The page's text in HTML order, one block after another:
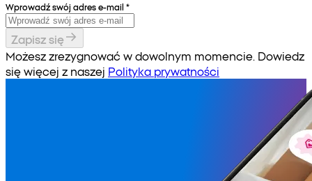
Wprowadź swój adres e-mail *
Zapisz się
Możesz zrezygnować w dowolnym momencie. Dowiedz
się więcej z naszej Polityka prywatności